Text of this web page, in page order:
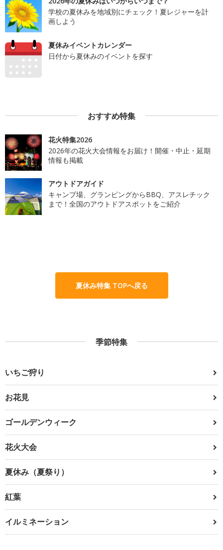
学校の夏休みを地域別にチェック！夏レジャーを計
画しよう
夏休みイベントカレンダー
日付から夏休みのイベントを探す
おすすめ特集
花火特集2026
2026年の花火大会情報をお届け！開催・中止・延期
情報も掲載
アウトドアガイド
キャンプ場、グランピングからBBQ、アスレチック
まで！全国のアウトドアスポットをご紹介
夏休み特集 TOPへ戻る
季節特集
いちご狩り
お花見
ゴールデンウィーク
花火大会
夏休み（夏祭り）
紅葉
イルミネーション